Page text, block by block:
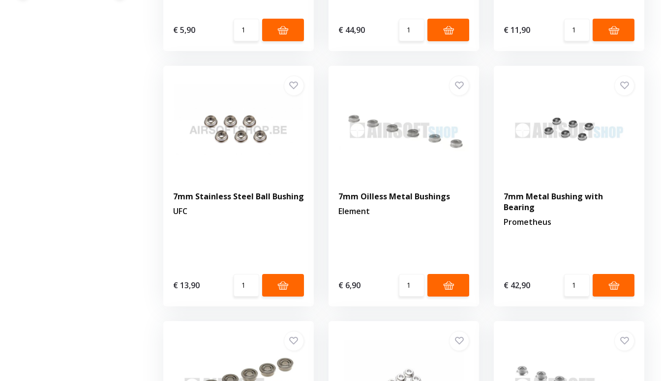
€ 5,90 € 44,90 € 11,90
7mm Stainless Steel Ball Bushing
UFC
€ 13,90
7mm Oilless Metal Bushings
Element
€ 6,90
7mm Metal Bushing with
Bearing
Prometheus
€ 42,90